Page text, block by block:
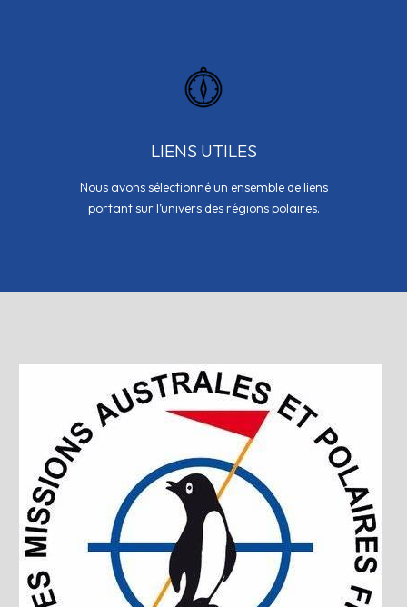
LIENS UTILES
Nous avons sélectionné un ensemble de liens
portant sur l’univers des régions polaires.